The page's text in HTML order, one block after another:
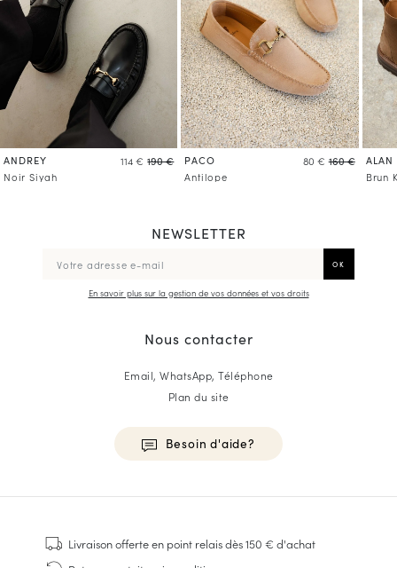
ANDREY 114 € 190 €
Noir Siyah
PACO 80 € 160 €
Antilope
ALAN
Brun
NEWSLETTER
En savoir plus sur la gestion de vos données et vos droits
Nous contacter
Email, WhatsApp, Téléphone
Plan du site
Besoin d'aide?
Baskets
Cousu Goodyear
Livraison offerteen point relais dès 150 € d'achat